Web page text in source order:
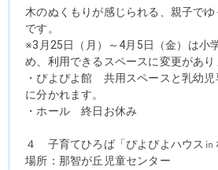
木のぬくもりが感じられる、親子で
です。
※3月25日（月）～4月5日（金）は小
め、利用できるスペースに変更があり
・ぴよぴよ館　共用スペースと乳幼児
に分かれます。
・ホール　終日お休み
４　子育てひろば「ぴよぴよハウス㏌
場所：那智が丘児童センター